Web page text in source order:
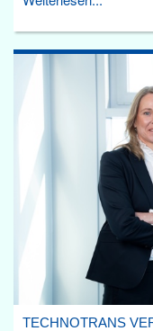
TECHNOTRANS